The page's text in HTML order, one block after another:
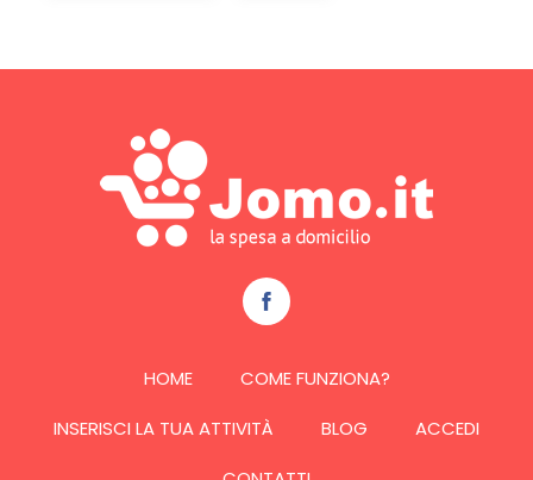
HOME
COME FUNZIONA?
INSERISCI LA TUA ATTIVITÀ
BLOG
ACCEDI